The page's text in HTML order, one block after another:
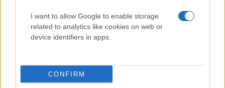
I want to allow Google to enable storage
related to analytics like cookies on web or
device identifiers in apps.
CONFIRM
χαφ, που έχει αγωνιστεί
και στην Πόρτο, είχε
Super League Ηρακλής